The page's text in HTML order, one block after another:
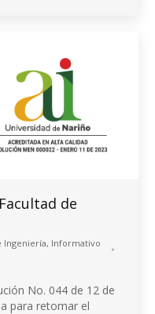
de
Ingeniería, Informativo
No. 044 de 12 de
para retomar el